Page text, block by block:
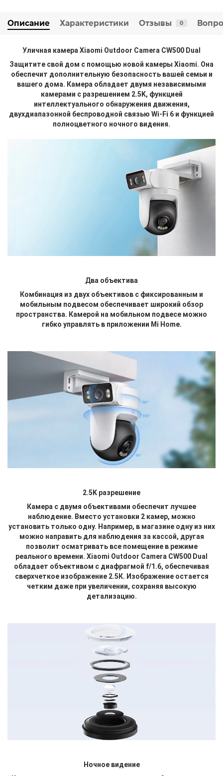
Описание Характеристики Отзывы 0
Уличная камера Xiaomi Outdoor Camera CW500 Dual
Защитите свой дом с помощью новой камеры Xiaomi. Она
обеспечит дополнительную безопасность вашей семьи и
вашего дома. Камера обладает двумя независимыми
камерами с разрешением 2.5K, функцией
интеллектуального обнаружения движения,
двухдиапазонной беспроводной связью Wi-Fi 6 и функцией
полноцветного ночного видения.
Два объектива
Комбинация из двух объективов с фиксированным и
мобильным подвесом обеспечивает широкий обзор
пространства. Камерой на мобильном подвесе можно
гибко управлять в приложении Mi Home.
2.5K разрешение
Камера с двумя объективами обеспечит лучшее
наблюдение. Вместо установки 2 камер, можно
установить только одну. Например, в магазине одну из них
можно направить для наблюдения за кассой, другая
позволит осматривать все помещение в режиме
реального времени. Xiaomi Outdoor Camera CW500 Dual
обладает объективом с диафрагмой f/1.6, обеспечивая
сверхчеткое изображение 2.5К. Изображение остается
четким даже при увеличении, сохраняя высокую
детализацию.
Ночное видение